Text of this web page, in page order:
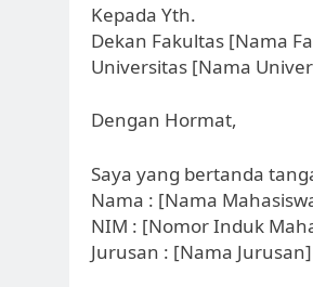
Kepada Yth.
Dekan Fakultas [Nama
Universitas [Nama
Dengan Hormat,
Saya yang bertanda
Nama : [Nama
NIM : [Nomor Induk
Jurusan : [Nama Jurusan]